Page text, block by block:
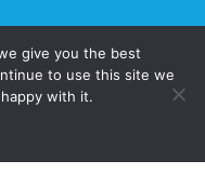
give you the best
to use this site we
with it.